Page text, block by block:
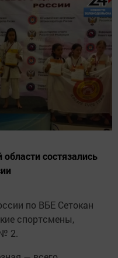
состязались
по ВБЕ Сетокан
спортсмены,
2.